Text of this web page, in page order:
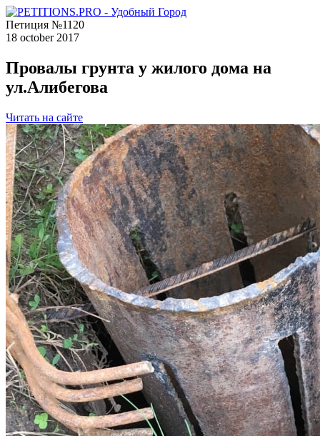
Петиция №1120
18 october 2017
Провалы грунта у жилого дома на
ул.Алибегова
Читать на сайте